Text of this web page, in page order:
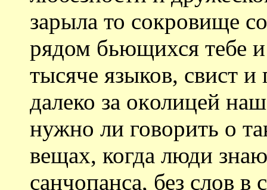
зарыла то сокровище
рядом бьющихся тебе
тысяче языков, свист
далеко за околицей
нужно ли говорить о
вещах, когда люди
санчопанса, без слов в